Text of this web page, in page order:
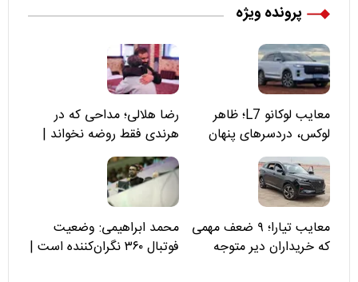
پرونده ویژه
معایب لوکانو L7؛ ظاهر
لوکس، دردسرهای پنهان
رضا هلالی؛ مداحی که در
هرندی فقط روضه نخواند |
مسئولان «تکیه‌گاه آقا مرتضی
علی(ع)» را جدی‌تر ببینند
معایب تیارا؛ ۹ ضعف مهمی
که خریداران دیر متوجه
محمد ابراهیمی: وضعیت
فوتبال ۳۶۰ نگران‌کننده است |